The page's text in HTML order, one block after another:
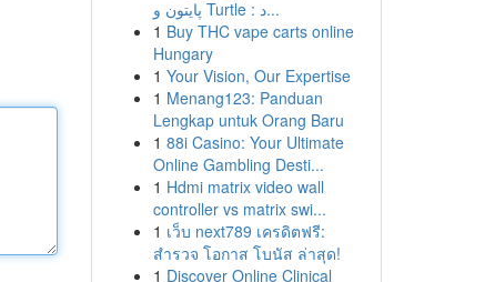
پایتون و Turtle : د...
1 Buy THC vape carts online
Hungary
1 Your Vision, Our Expertise
1 Menang123: Panduan
Lengkap untuk Orang Baru
1 88i Casino: Your Ultimate
Online Gambling Desti...
1 Hdmi matrix video wall
controller vs matrix swi...
1 เว็บ next789 เครดิตฟรี:
สำรวจ โอกาส โบนัส ล่าสุด!
1 Discover Online Clinical